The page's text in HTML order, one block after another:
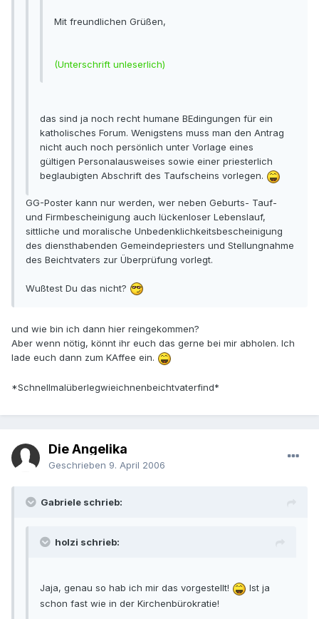
Mit freundlichen Grüßen,
(Unterschrift unleserlich)
das sind ja noch recht humane BEdingungen für ein
katholisches Forum. Wenigstens muss man den Antrag
nicht auch noch persönlich unter Vorlage eines
gültigen Personalausweises sowie einer priesterlich
beglaubigten Abschrift des Taufscheins vorlegen.
GG-Poster kann nur werden, wer neben Geburts- Tauf-
und Firmbescheinigung auch lückenloser Lebenslauf,
sittliche und moralische Unbedenklichkeitsbescheinigung
des diensthabenden Gemeindepriesters und Stellungnahme
des Beichtvaters zur Überprüfung vorlegt.
Wußtest Du das nicht?
und wie bin ich dann hier reingekommen?
Aber wenn nötig, könnt ihr euch das gerne bei mir abholen. Ich
lade euch dann zum KAffee ein.
*Schnellmalüberlegwieichnenbeichtvaterfind*
Die Angelika
Geschrieben 9. April 2006
Gabriele schrieb:
holzi schrieb:
Jaja, genau so hab ich mir das vorgestellt!
Ist ja
schon fast wie in der Kirchenbürokratie!